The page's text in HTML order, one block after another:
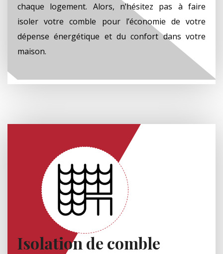
chaque logement. Alors, n’hésitez pas à faire
isoler votre comble pour l’économie de votre
dépense énergétique et du confort dans votre
maison.
Isolation de comble